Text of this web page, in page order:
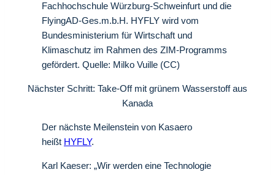
Fachhochschule Würzburg-Schweinfurt und die
FlyingAD-Ges.m.b.H. HYFLY wird vom
Bundesministerium für Wirtschaft und
Klimaschutz im Rahmen des ZIM-Programms
gefördert. Quelle: Milko Vuille (CC)
Nächster Schritt: Take-Off mit grünem Wasserstoff aus
Kanada
Der nächste Meilenstein von Kasaero
heißt HYFLY.
Karl Kaeser: „Wir werden eine Technologie